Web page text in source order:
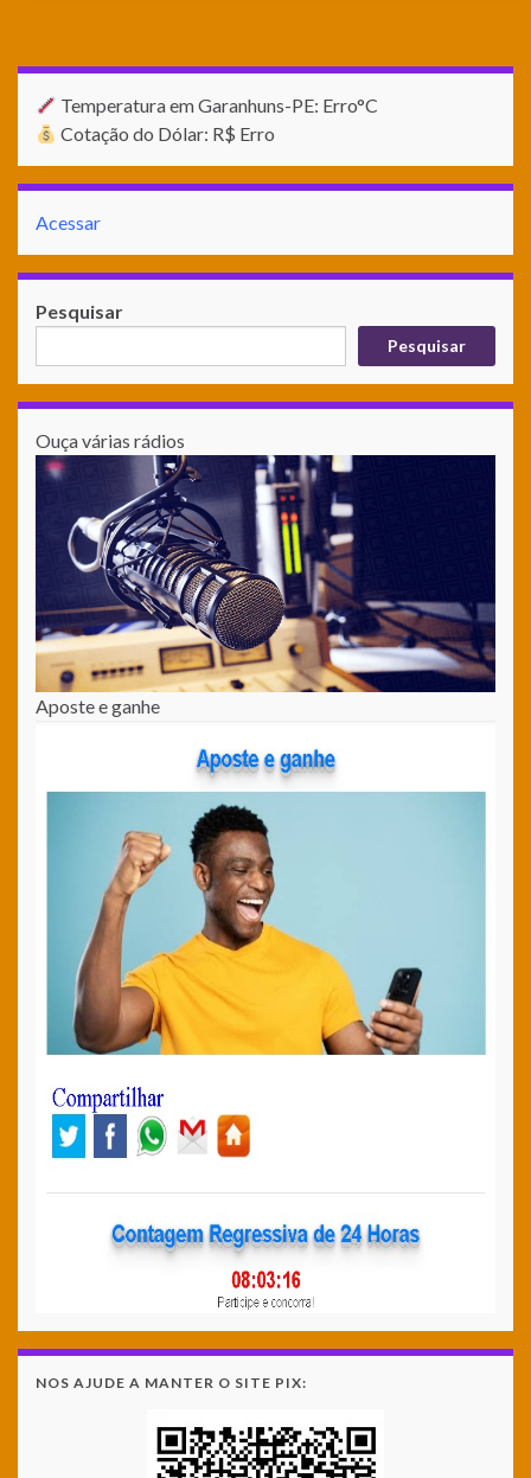
Temperatura em Garanhuns-PE: Erro°C
Cotação do Dólar: R$ Erro
Acessar
Pesquisar
Pesquisar
Ouça várias rádios
Aposte e ganhe
NOS AJUDE A MANTER O SITE PIX: